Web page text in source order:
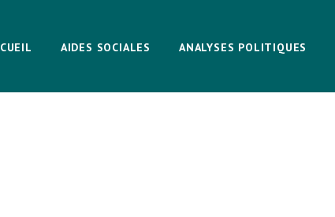
AIDES SOCIALES ANALYSES POLITIQUES